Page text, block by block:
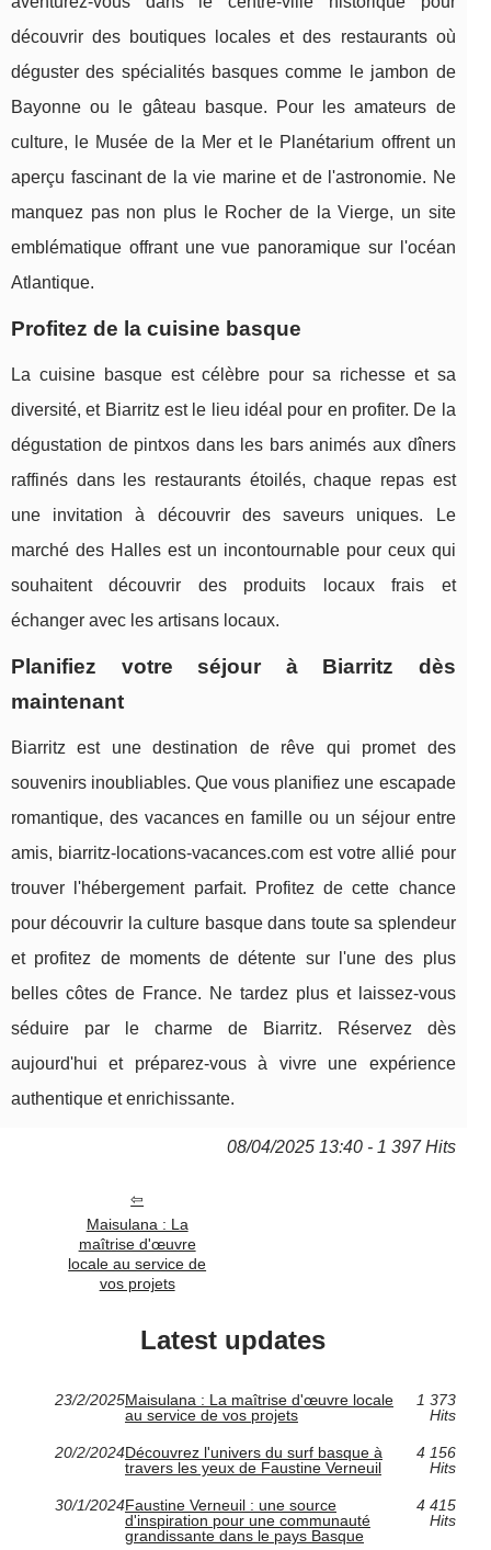
découvrir des boutiques locales et des restaurants où
déguster des spécialités basques comme le jambon de
Bayonne ou le gâteau basque. Pour les amateurs de
culture, le Musée de la Mer et le Planétarium offrent un
aperçu fascinant de la vie marine et de l'astronomie. Ne
manquez pas non plus le Rocher de la Vierge, un site
emblématique offrant une vue panoramique sur l'océan
Atlantique.
Profitez de la cuisine basque
La cuisine basque est célèbre pour sa richesse et sa
diversité, et Biarritz est le lieu idéal pour en profiter. De la
dégustation de pintxos dans les bars animés aux dîners
raffinés dans les restaurants étoilés, chaque repas est
une invitation à découvrir des saveurs uniques. Le
marché des Halles est un incontournable pour ceux qui
souhaitent découvrir des produits locaux frais et
échanger avec les artisans locaux.
Planifiez votre séjour à Biarritz dès
maintenant
Biarritz est une destination de rêve qui promet des
souvenirs inoubliables. Que vous planifiez une escapade
romantique, des vacances en famille ou un séjour entre
amis, biarritz-locations-vacances.com est votre allié pour
trouver l'hébergement parfait. Profitez de cette chance
pour découvrir la culture basque dans toute sa splendeur
et profitez de moments de détente sur l'une des plus
belles côtes de France. Ne tardez plus et laissez-vous
séduire par le charme de Biarritz. Réservez dès
aujourd'hui et préparez-vous à vivre une expérience
authentique et enrichissante.
08/04/2025 13:40 - 1 397 Hits
Maisulana : La
maîtrise d'œuvre
locale au service de
vos projets
Latest updates
23/2/2025Maisulana : La maîtrise d'œuvre locale
au service de vos projets
1 373
Hits
20/2/2024Découvrez l'univers du surf basque à
travers les yeux de Faustine Verneuil
4 156
Hits
30/1/2024Faustine Verneuil : une source
d'inspiration pour une communauté
grandissante dans le pays Basque
4 415
Hits